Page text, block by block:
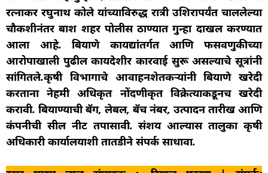
रत्नाकर रघुनाथ कोले यांच्याविरुद्ध रात्री उशिरापर्यंत चाललेल्या
चौकशीनंतर बार्शी शहर पोलीस ठाण्यात गुन्हा दाखल करण्यात
आला आहे. बियाणे कायद्यांतर्गत आणि फसवणुकीच्या
आरोपाखाली पुढील कायदेशीर कारवाई सुरू असल्याचे सूत्रांनी
सांगितले.कृषी विभागाचे आवाहनशेतकऱ्यांनी बियाणे खरेदी
करताना नेहमी अधिकृत नोंदणीकृत विक्रेत्याकडूनच खरेदी
करावी. बियाण्याची बॅग, लेबल, बॅच नंबर, उत्पादन तारीख आणि
कंपनीची सील नीट तपासावी. संशय आल्यास तालुका कृषी
अधिकारी कार्यालयाशी तातडीने संपर्क साधावा.